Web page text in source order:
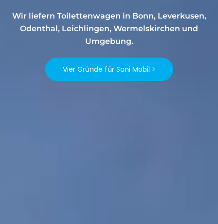
Wir liefern Toilettenwagen in Bonn, Leverkusen,
Odenthal, Leichlingen, Wermelskirchen und
Umgebung.
Vier Gründe für Sani Mobil >